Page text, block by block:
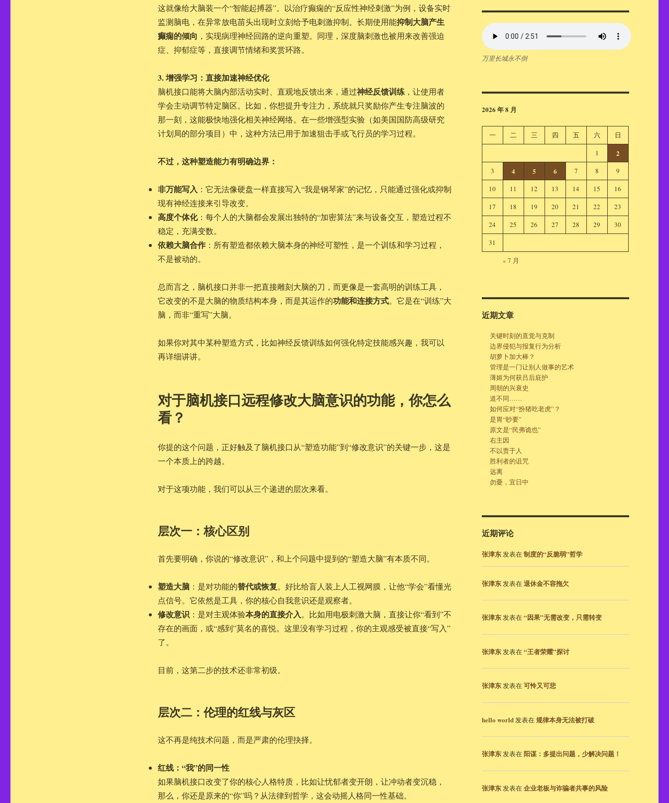
这就像给大脑装一个“智能起搏器”。以治疗癫痫的“反应性神经刺激”为例，设备实时
监测脑电，在异常放电苗头出现时立刻给予电刺激抑制。长期使用能抑制大脑产生
癫痫的倾向 ，实现病理神经回路的逆向重塑。同理，深度脑刺激也被用来改善强迫
症、抑郁症等，直接调节情绪和奖赏环路。
3. 增强学习：直接加速神经优化
脑机接口能将大脑内部活动实时、直观地反馈出来，通过神经反馈训练，让使用者
学会主动调节特定脑区。比如，你想提升专注力，系统就只奖励你产生专注脑波的
那一刻，这能极快地强化相关神经网络。在一些增强型实验（如美国国防高级研究
计划局的部分项目）中，这种方法已用于加速狙击手或飞行员的学习过程。
不过，这种塑造能力有明确边界：
非万能写入 ：它无法像硬盘一样直接写入“我是钢琴家”的记忆，只能通过强化或抑制
现有神经连接来引导改变。
高度个体化：每个人的大脑都会发展出独特的“加密算法”来与设备交互，塑造过程不
稳定，充满变数。
依赖大脑合作：所有塑造都依赖大脑本身的神经可塑性，是一个训练和学习过程，
不是被动的。
总而言之，脑机接口并非一把直接雕刻大脑的刀，而更像是一套高明的训练工具，
它改变的不是大脑的物质结构本身，而是其运作的功能和连接方式。它是在“训练”大
脑，而非“重写”大脑。
如果你对其中某种塑造方式，比如神经反馈训练如何强化特定技能感兴趣，我可以
再详细讲讲。
对于脑机接口远程修改大脑意识的功能，你怎么
看？
你提的这个问题，正好触及了脑机接口从“塑造功能”到“修改意识”的关键一步，这是
一个本质上的跨越。
对于这项功能，我们可以从三个递进的层次来看。
层次一：核心区别
首先要明确，你说的“修改意识”，和上个问题中提到的“塑造大脑”有本质不同。
塑造大脑：是对功能的替代或恢复。好比给盲人装上人工视网膜，让他“学会”看懂光
点信号。它依然是工具，你的核心自我意识还是观察者。
修改意识 ：是对主观体验本身的直接介入。比如用电极刺激大脑，直接让你“看到”不
存在的画面，或“感到”莫名的喜悦。这里没有学习过程，你的主观感受被直接“写入”
了。
目前，这第二步的技术还非常初级。
层次二：伦理的红线与灰区
这不再是纯技术问题，而是严肃的伦理抉择。
红线：“我”的同一性
如果脑机接口改变了你的核心人格特质，比如让忧郁者变开朗，让冲动者变沉稳，
那么，你还是原来的“你”吗？从法律到哲学，这会动摇人格同一性基础。
万里长城永不倒
2026 年 8 月
一 二 三 四 五 六
日
1
2
3 4 5 6 7 8
9
10
11 12 13 14 15
16
17
18 19 20 21 22
23
24
25 26 27 28 29
30
31
« 7 月
近期文章
关键时刻的直觉与克制
边界侵犯与报复行为分析
胡萝卜加大棒？
管理是一门让别人做事的艺术
薄姬为何获吕后庇护
周朝的兴衰史
道不同……
如何应对“扮猪吃老虎”？
是胃“眇要”
原文是“民弗诡也”
右主因
不以责于人
胜利者的诅咒
远离
勿憂，宜日中
近期评论
张津东发表在制度的“反脆弱”哲学
张津东发表在退休金不容拖欠
张津东发表在“因果”无需改变，只需转变
张津东发表在“王者荣耀”探讨
张津东发表在可怜又可悲
hello world发表在规律本身无法被打破
张津东发表在阳谋：多提出问题，少解决问题！
张津东发表在企业老板与诈骗者共事的风险